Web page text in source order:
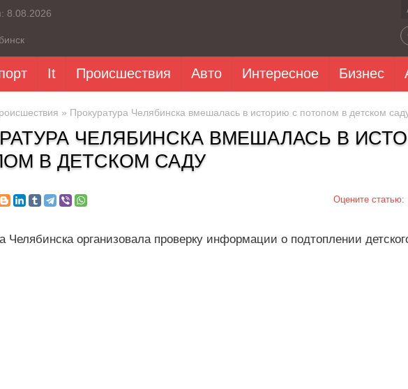
8.08.2026
It Происшествия Авто Интересное Бизнес
» Прокуратура Челябинска вмешалась в историю с потопом в детском
ЧЕЛЯБИНСКА ВМЕШАЛАСЬ В
В ДЕТСКОМ САДУ
Оцените статью:
Челябинска организовала проверку информации о подтоплении